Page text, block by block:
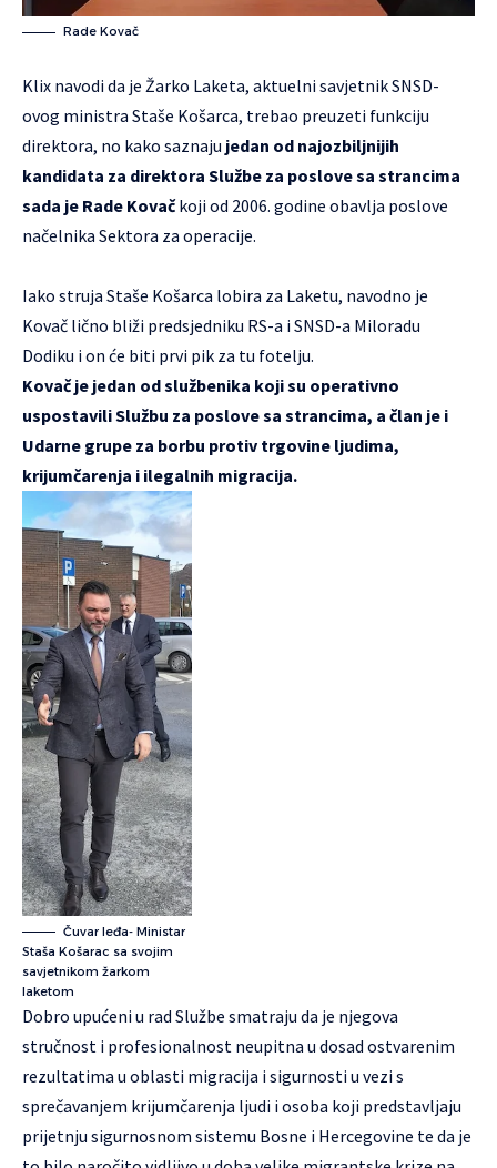
Rade Kovač
Klix navodi da je Žarko Laketa, aktuelni savjetnik SNSD-
ovog ministra Staše Košarca, trebao preuzeti funkciju
direktora, no kako saznaju jedan od najozbiljnijih
kandidata za direktora Službe za poslove sa strancima
sada je Rade Kovačkoji od 2006. godine obavlja poslove
načelnika Sektora za operacije.
Iako struja Staše Košarca lobira za Laketu, navodno je
Kovač lično bliži predsjedniku RS-a i SNSD-a Miloradu
Dodiku i on će biti prvi pik za tu fotelju.
Kovač je jedan od službenika koji su operativno
uspostavili Službu za poslove sa strancima, a član je i
Udarne grupe za borbu protiv trgovine ljudima,
krijumčarenja i ilegalnih migracija.
Čuvar leđa- Ministar
Staša Košarac sa svojim
savjetnikom žarkom
laketom
Dobro upućeni u rad Službe smatraju da je njegova
stručnost i profesionalnost neupitna u dosad ostvarenim
rezultatima u oblasti migracija i sigurnosti u vezi s
sprečavanjem krijumčarenja ljudi i osoba koji predstavljaju
prijetnju sigurnosnom sistemu Bosne i Hercegovine te da je